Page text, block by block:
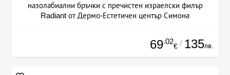
назолабиални бръчки с пречистен израелски филър
Radiant от Дермо-Естетичен център Симона
69.02
€ / 135лв.